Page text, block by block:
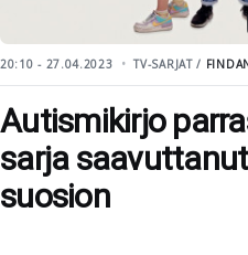
20:10 - 27.04.2023 TV-SARJAT /
Autismikirjo
sarja
suosion